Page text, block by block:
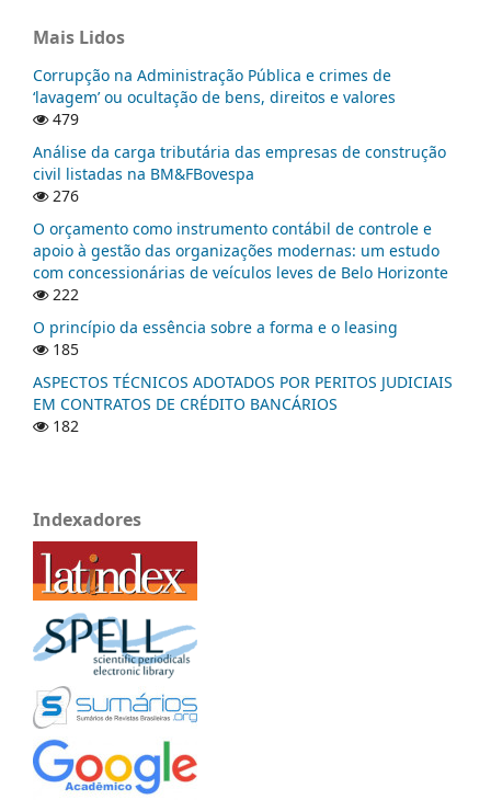
Mais Lidos
Corrupção na Administração Pública e crimes de
‘lavagem’ ou ocultação de bens, direitos e valores
479
Análise da carga tributária das empresas de construção
civil listadas na BM&FBovespa
276
O orçamento como instrumento contábil de controle e
apoio à gestão das organizações modernas: um estudo
com concessionárias de veículos leves de Belo Horizonte
222
O princípio da essência sobre a forma e o leasing
185
ASPECTOS TÉCNICOS ADOTADOS POR PERITOS JUDICIAIS
EM CONTRATOS DE CRÉDITO BANCÁRIOS
182
Indexadores